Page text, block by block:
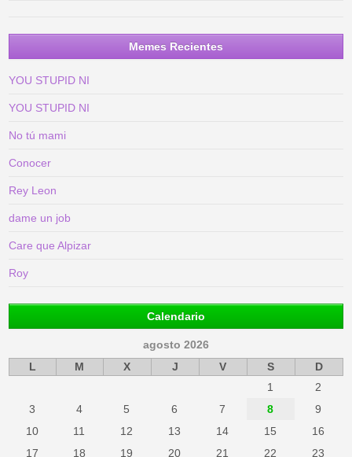
Memes Recientes
YOU STUPID NI
YOU STUPID NI
No tú mami
Conocer
Rey Leon
dame un job
Care que Alpizar
Roy
Calendario
agosto 2026
L
M X J V S
D
1
2
3
4 5 6 7 8
9
10
11 12 13 14 15
16
17
18 19 20 21 22 23